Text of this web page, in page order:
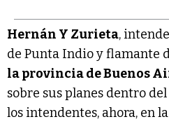
Hernán Y Zurieta,
de Punta Indio y flamante
la provincia de Buenos
sobre sus planes dentro
los intendentes, ahora, en